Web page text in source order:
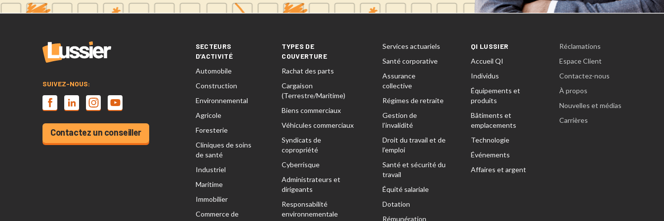
SUIVEZ-NOUS:
Contactez un conseiller
SECTEURS
D’ACTIVITÉ
Automobile
Construction
Environnemental
Agricole
Foresterie
Cliniques de soins
de santé
Industriel
Maritime
Immobilier
Commerce de
TYPES DE
COUVERTURE
Rachat des parts
Cargaison
(Terrestre/Maritime)
Biens commerciaux
Véhicules commerciaux
Syndicats de
copropriété
Cyberrisque
Administrateurs et
dirigeants
Responsabilité
environnementale
Services actuariels
Santé corporative
Assurance
collective
Régimes de retraite
Gestion de
l’invalidité
Droit du travail et de
l’emploi
Santé et sécurité du
travail
Équité salariale
Dotation
Rémunération
QI LUSSIER
Accueil QI
Individus
Équipements et
produits
Bâtiments et
emplacements
Technologie
Événements
Affaires et argent
Réclamations
Espace Client
Contactez-nous
À propos
Nouvelles et médias
Carrières